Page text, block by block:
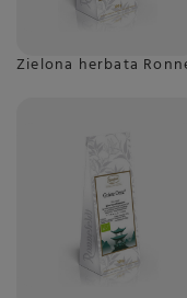
Zielona herbata